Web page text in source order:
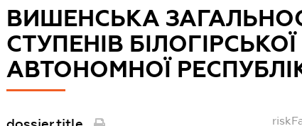
ВИШЕНСЬКА
СТУПЕНІВ
АВТОНОМНОЇ